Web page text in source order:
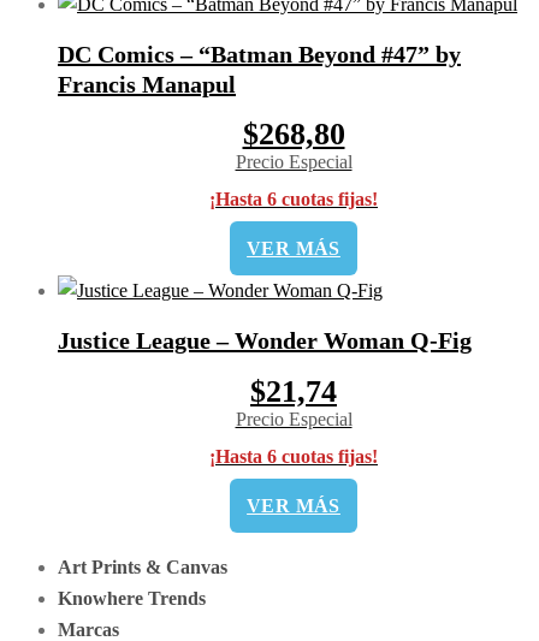
DC Comics – “Batman Beyond #47” by
Francis Manapul
$268,80
Precio Especial
¡Hasta 6 cuotas fijas!
VER MÁS
Justice League – Wonder Woman Q-Fig
$21,74
Precio Especial
¡Hasta 6 cuotas fijas!
VER MÁS
Art Prints & Canvas
Knowhere Trends
Marcas